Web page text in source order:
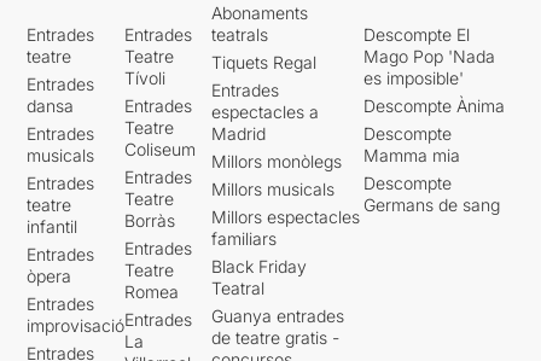
Entrades
teatre
Entrades
dansa
Entrades
musicals
Entrades
teatre
infantil
Entrades
òpera
Entrades
improvisació
Entrades
Entrades
Teatre
Tívoli
Entrades
Teatre
Coliseum
Entrades
Teatre
Borràs
Entrades
Teatre
Romea
Entrades
La
Abonaments
teatrals
Tiquets Regal
Entrades
espectacles a
Madrid
Millors monòlegs
Millors musicals
Millors espectacles
familiars
Black Friday
Teatral
Guanya entrades
de teatre gratis -
Descompte El
Mago Pop 'Nada
es imposible'
Descompte Ànima
Descompte
Mamma mia
Descompte
Germans de sang